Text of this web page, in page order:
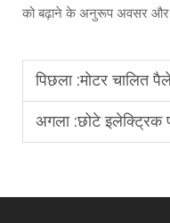
को बढ़ाने के अनुरूप अवसर और
पिछला :मोटर चालित
अगला :छोटे इलेक्ट्रिक